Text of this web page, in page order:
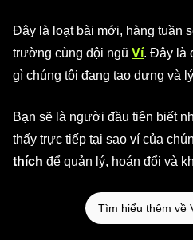
Đây là loạt bài mới, hàng tuần
trường cùng đội ngũ Ví. Đây là
gì chúng tôi đang tạo dựng và
Bạn sẽ là người đầu tiên biết
thấy trực tiếp tại sao ví của
thích để quản lý, hoán đổi và
Tìm hiểu thêm về